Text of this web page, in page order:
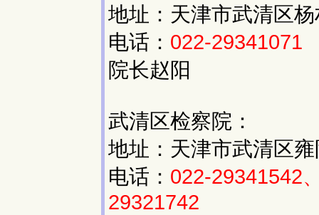
地址：天津市武清区
电话： 022-29341071
院长赵阳
武清区检察院：
地址：天津市武清区
电话： 022-29341542
29321742